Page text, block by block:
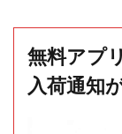
無料アプ
入荷通知